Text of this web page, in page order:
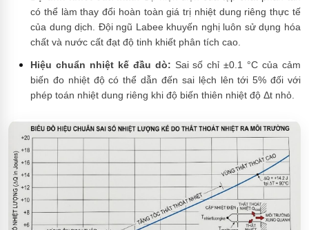
có thể làm thay đổi hoàn toàn giá trị nhiệt dung riêng thực tế
của dung dịch. Đội ngũ Labee khuyến nghị luôn sử dụng hóa
chất và nước cất đạt độ tinh khiết phân tích cao.
Hiệu chuẩn nhiệt kế đầu dò: Sai số chỉ ±0.1 °C của cảm
biến đo nhiệt độ có thể dẫn đến sai lệch lên tới 5% đối với
phép toán nhiệt dung riêng khi độ biến thiên nhiệt độ Δt nhỏ.